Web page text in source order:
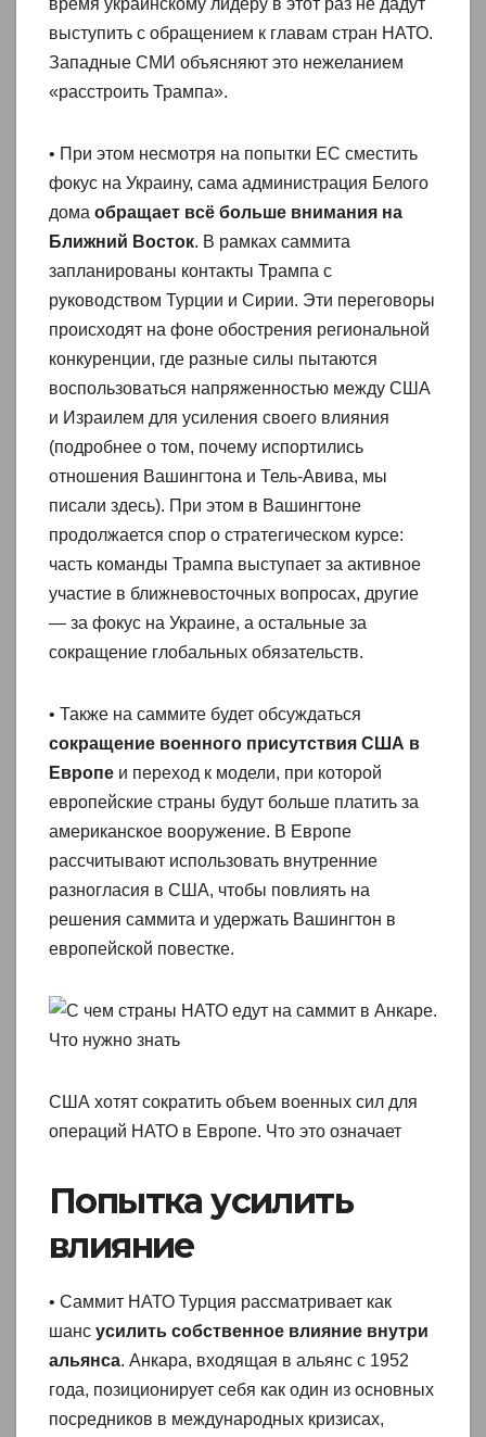
время украинскому лидеру в этот раз не дадут
выступить с обращением к главам стран НАТО.
Западные СМИ объясняют это нежеланием
«расстроить Трампа».
• При этом несмотря на попытки ЕС сместить
фокус на Украину, сама администрация Белого
дома обращает всё больше внимания на
Ближний Восток. В рамках саммита
запланированы контакты Трампа с
руководством Турции и Сирии. Эти переговоры
происходят на фоне обострения региональной
конкуренции, где разные силы пытаются
воспользоваться напряженностью между США
и Израилем для усиления своего влияния
(подробнее о том, почему испортились
отношения Вашингтона и Тель-Авива, мы
писали здесь). При этом в Вашингтоне
продолжается спор о стратегическом курсе:
часть команды Трампа выступает за активное
участие в ближневосточных вопросах, другие
— за фокус на Украине, а остальные за
сокращение глобальных обязательств.
• Также на саммите будет обсуждаться
сокращение военного присутствия США в
Европе и переход к модели, при которой
европейские страны будут больше платить за
американское вооружение. В Европе
рассчитывают использовать внутренние
разногласия в США, чтобы повлиять на
решения саммита и удержать Вашингтон в
европейской повестке.
США хотят сократить объем военных сил для
операций НАТО в Европе. Что это означает
Попытка усилить
влияние
• Саммит НАТО Турция рассматривает как
шанс усилить собственное влияние внутри
альянса. Анкара, входящая в альянс с 1952
года, позиционирует себя как один из основных
посредников в международных кризисах,